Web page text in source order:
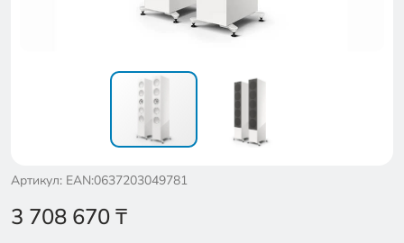
Артикул: EAN:0637203049781
3 708 670₸